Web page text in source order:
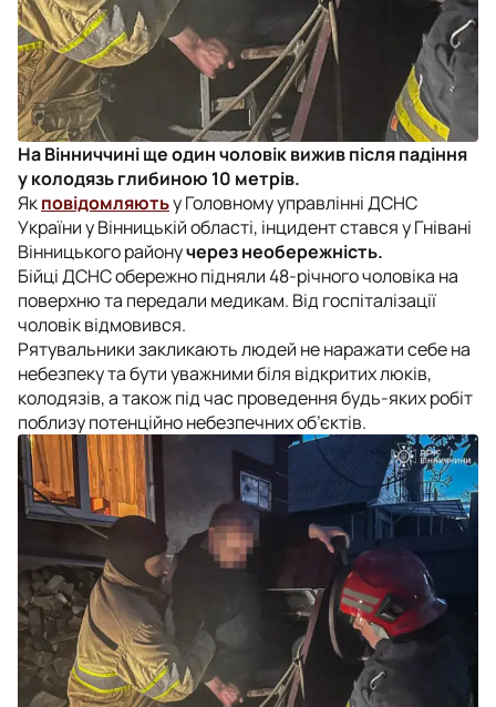
На Вінниччині ще один чоловік вижив після падіння
у колодязь глибиною 10 метрів.
Якповідомляютьу Головному управлінні ДСНС
України у Вінницькій області, інцидент стався у Гнівані
Вінницького районучерез необережність.
Бійці ДСНС обережно підняли 48-річного чоловіка на
поверхню та передали медикам. Від госпіталізації
чоловік відмовився.
Рятувальники закликають людей не наражати себе на
небезпеку та бути уважними біля відкритих люків,
колодязів, а також під час проведення будь-яких робіт
поблизу потенційно небезпечних об’єктів.